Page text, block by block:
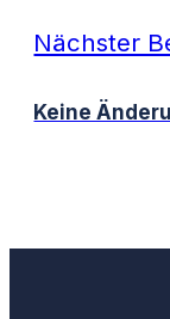
Nächster
Keine